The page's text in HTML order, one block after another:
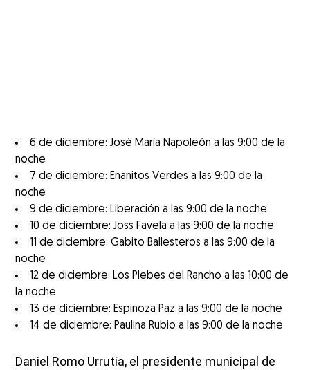
6 de diciembre: José María Napoleón a las 9:00 de la
noche
7 de diciembre: Enanitos Verdes a las 9:00 de la
noche
9 de diciembre: Liberación a las 9:00 de la noche
10 de diciembre: Joss Favela a las 9:00 de la noche
11 de diciembre: Gabito Ballesteros a las 9:00 de la
noche
12 de diciembre: Los Plebes del Rancho a las 10:00 de
la noche
13 de diciembre: Espinoza Paz a las 9:00 de la noche
14 de diciembre: Paulina Rubio a las 9:00 de la noche
Daniel Romo Urrutia, el presidente municipal de